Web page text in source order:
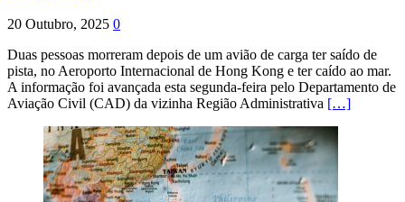
20 Outubro, 2025 0
Duas pessoas morreram depois de um avião de carga ter saído de
pista, no Aeroporto Internacional de Hong Kong e ter caído ao mar.
A informação foi avançada esta segunda-feira pelo Departamento de
Aviação Civil (CAD) da vizinha Região Administrativa […]